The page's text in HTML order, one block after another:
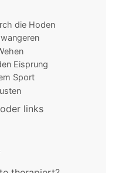
die Hoden
Eisprung
Sport
links